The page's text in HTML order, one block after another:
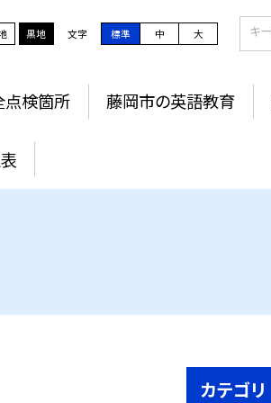
黒地 文字 標準 中 大
点検箇所 藤岡市の英語教育
カテゴリ